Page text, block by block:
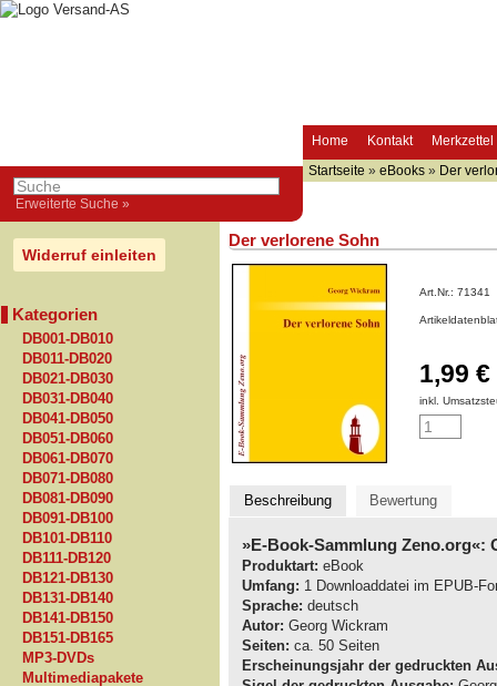
Home Kontakt Merkzettel
Erweiterte Suche »
Startseite » eBooks » Der
Widerruf einleiten
Kategorien
DB001-DB010
DB011-DB020
DB021-DB030
DB031-DB040
DB041-DB050
DB051-DB060
DB061-DB070
DB071-DB080
DB081-DB090
DB091-DB100
DB101-DB110
DB111-DB120
DB121-DB130
DB131-DB140
DB141-DB150
DB151-DB165
MP3-DVDs
Multimediapakete
Der verlorene Sohn
Art.Nr.: 71341
1,99 €
inkl.
Beschreibung Bewertung
»E-Book-Sammlung Zeno.org«:
Produktart: eBook
Umfang: 1 Downloaddatei im EPUB-
Sprache: deutsch
Autor: Georg Wickram
Seiten: ca. 50 Seiten
Erscheinungsjahr der gedruckten